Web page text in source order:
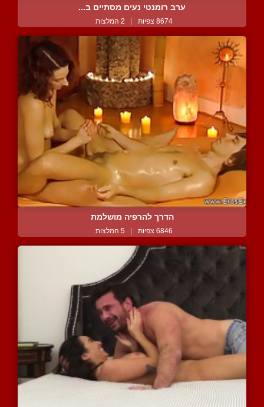
ערב רומנטי נעים מסתיים ב...
8674 צפיות | 2 המלצות
הדרך להרפיה מושלמת
6846 צפיות | 5 המלצות